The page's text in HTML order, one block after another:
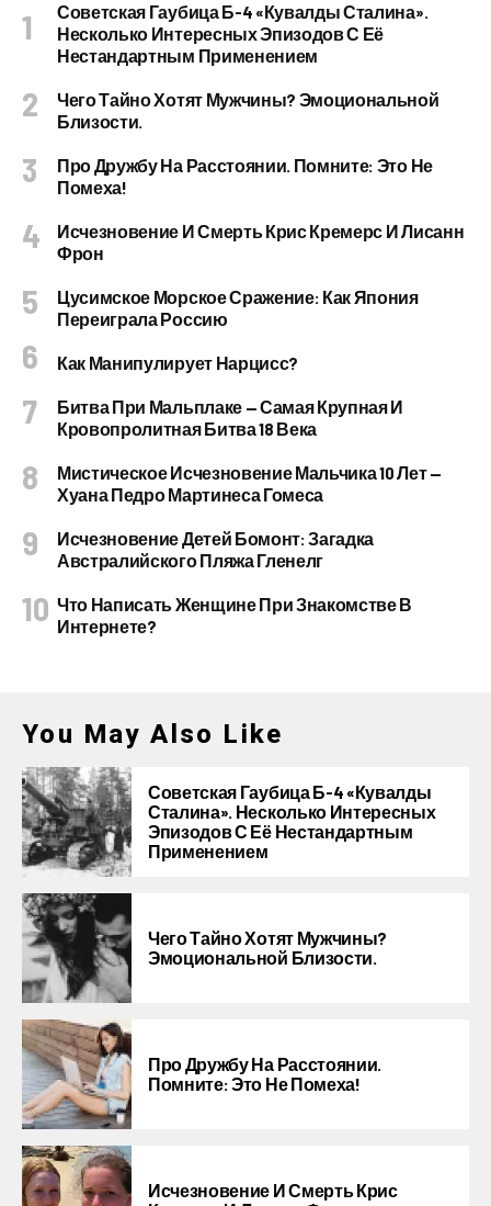
Советская Гаубица Б-4 «Кувалды Сталина».
Несколько Интересных Эпизодов С Её
Нестандартным Применением
Чего Тайно Хотят Мужчины? Эмоциональной
Близости.
Про Дружбу На Расстоянии. Помните: Это Не
Помеха!
Исчезновение И Смерть Крис Кремерс И Лисанн
Фрон
Цусимское Морское Сражение: Как Япония
Переиграла Россию
Как Манипулирует Нарцисс?
Битва При Мальплаке — Самая Крупная И
Кровопролитная Битва 18 Века
Мистическое Исчезновение Мальчика 10 Лет —
Хуана Педро Мартинеса Гомеса
Исчезновение Детей Бомонт: Загадка
Австралийского Пляжа Гленелг
Что Написать Женщине При Знакомстве В
Интернете?
You May Also Like
Советская Гаубица Б-4 «Кувалды
Сталина». Несколько Интересных
Эпизодов С Её Нестандартным
Применением
Чего Тайно Хотят Мужчины?
Эмоциональной Близости.
Про Дружбу На Расстоянии.
Помните: Это Не Помеха!
Исчезновение И Смерть Крис